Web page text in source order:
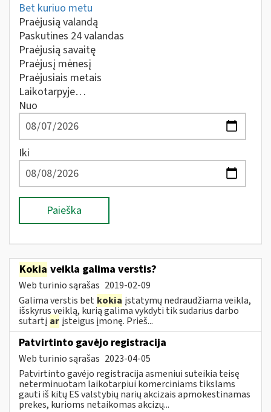
Bet kuriuo metu
Praėjusią valandą
Paskutines 24 valandas
Praėjusią savaitę
Praėjusį mėnesį
Praėjusiais metais
Laikotarpyje…
Nuo
Iki
Paieška
Kokia veikla galima verstis?
Web turinio sąrašas 2019-02-09
Galima verstis bet kokia įstatymų nedraudžiama veikla,
išskyrus veiklą, kurią galima vykdyti tik sudarius darbo
sutartį ar įsteigus įmonę. Prieš...
Patvirtinto gavėjo registracija
Web turinio sąrašas 2023-04-05
Patvirtinto gavėjo registracija asmeniui suteikia teisę
neterminuotam laikotarpiui komerciniams tikslams
gauti iš kitų ES valstybių narių akcizais apmokestinamas
prekes, kurioms netaikomas akcizų...